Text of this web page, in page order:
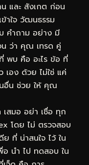
และ สังเกต ก่อน
าใจ วัฒนธรรม
คำถาม อย่าง มี
น ว่า คุณ เทรด คู่
พบ คือ อะไร ข้อ ที่
อง ด้วย ไม่ใช่ แค่
อื่น ช่วย ให้ คุณ
สมอ อย่า เชื่อ ทุก
โดย ไม่ ตรวจสอบ
ที่ น่าสนใจ ไว้ ใน
นำ ไป ทดสอบ ใน